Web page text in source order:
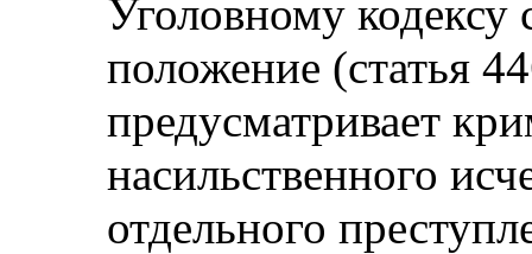
Уголовному кодексу
положение (статья
предусматривает
насильственного
отдельного